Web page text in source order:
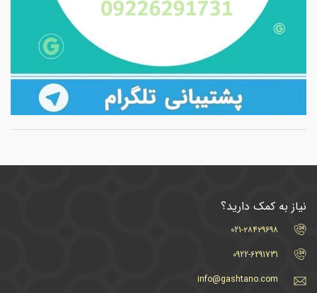
نیاز به کمک دارید؟
021-۲۸۴۲۹۶۹۸
0922-6291731
info@gashtano.com